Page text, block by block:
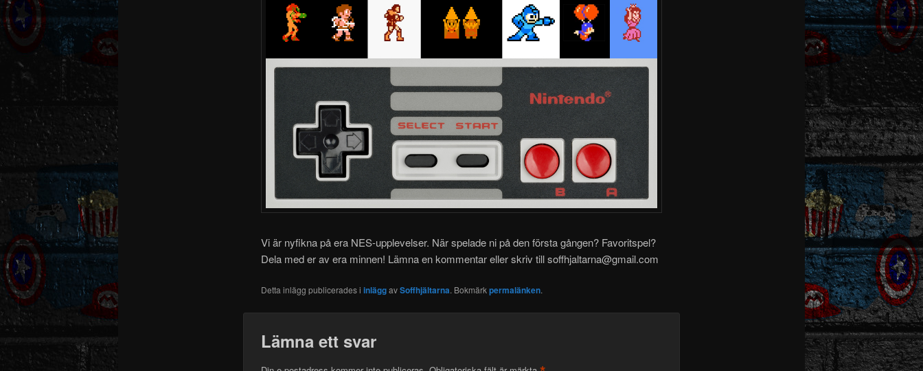
Vi är nyfikna på era NES-upplevelser. När spelade ni på den första gången? Favoritspel?
Dela med er av era minnen! Lämna en kommentar eller skriv till soffhjaltarna@gmail.com
Detta inlägg publicerades i inläggavSoffhjältarna. Bokmärkpermalänken.
Lämna ett svar